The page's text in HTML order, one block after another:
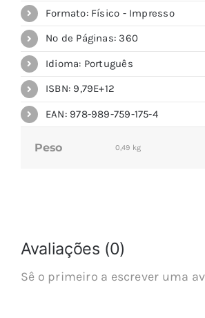
Formato: Físico - Impresso
Nº de Páginas: 360
Idioma: Português
ISBN: 9,79E+12
EAN: 978-989-759-175-4
Peso 0,49 kg
Avaliações (0)
Sê o primeiro a escrever uma